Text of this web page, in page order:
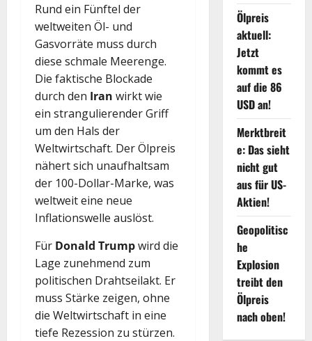
Rund ein Fünftel der
weltweiten Öl- und
Gasvorräte muss durch
diese schmale Meerenge.
Die faktische Blockade
durch den Iran wirkt wie
ein strangulierender Griff
um den Hals der
Weltwirtschaft. Der Ölpreis
nähert sich unaufhaltsam
der 100-Dollar-Marke, was
weltweit eine neue
Inflationswelle auslöst.
Für Donald Trumpwird die
Lage zunehmend zum
politischen Drahtseilakt. Er
muss Stärke zeigen, ohne
die Weltwirtschaft in eine
tiefe Rezession zu stürzen.
Ölpreis
aktuell:
Jetzt
kommt es
auf die 86
USD an!
Merktbreit
e: Das sieht
nicht gut
aus für US-
Aktien!
Geopolitisc
he
Explosion
treibt den
Ölpreis
nach oben!